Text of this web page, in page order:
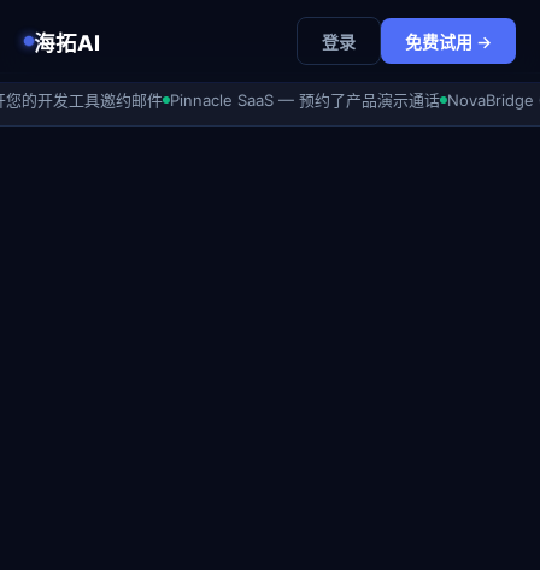
海拓AI 登录 免费试用 →
邀约邮件 Pinnacle SaaS — 预约了产品演示通话 NovaBridge GmbH —